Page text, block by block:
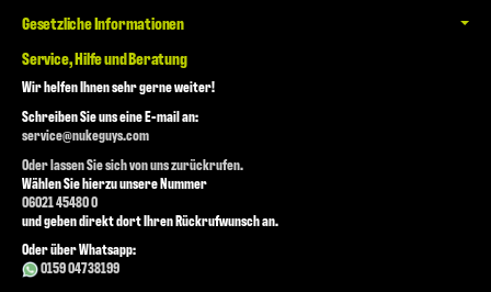
Gesetzliche Informationen
Service, Hilfe und Beratung
Wir helfen Ihnen sehr gerne weiter!
Schreiben Sie uns eine E-mail an:
service@nukeguys.com
Oder lassen Sie sich von uns zurückrufen.
Wählen Sie hierzu unsere Nummer
06021 45480 0
und geben direkt dort Ihren Rückrufwunsch an.
Oder über Whatsapp:
0159 04738199